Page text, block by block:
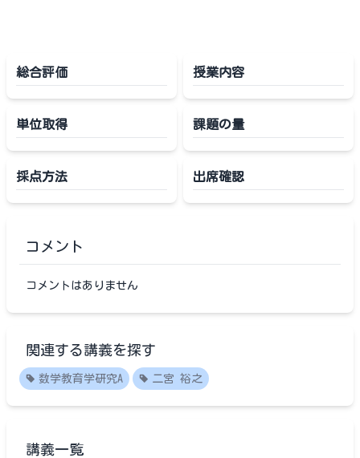
総合評価 授業内容
単位取得 課題の量
採点方法 出席確認
コメント
コメントはありません
関連する講義を探す
数学教育学研究A 二宮 裕之
講義一覧